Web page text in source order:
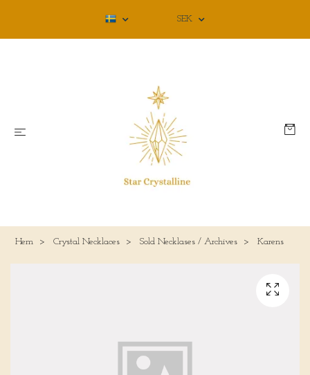
SEK
Hem Crystal Necklaces Sold Necklases / Archives Karens